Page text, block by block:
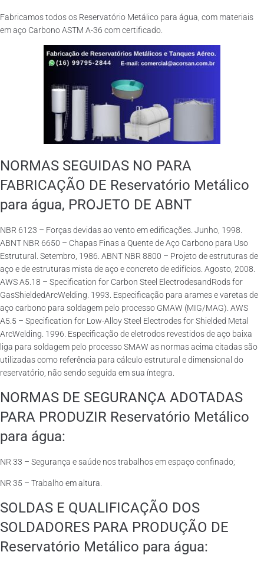
Fabricamos todos os Reservatório Metálico para água, com materiais
em aço Carbono ASTM A-36 com certificado.
NORMAS SEGUIDAS NO PARA
FABRICAÇÃO DE Reservatório Metálico
para água, PROJETO DE ABNT
NBR 6123 – Forças devidas ao vento em edificações. Junho, 1998.
ABNT NBR 6650 – Chapas Finas a Quente de Aço Carbono para Uso
Estrutural. Setembro, 1986. ABNT NBR 8800 – Projeto de estruturas de
aço e de estruturas mista de aço e concreto de edifícios. Agosto, 2008.
AWS A5.18 – Specification for Carbon Steel ElectrodesandRods for
GasShieldedArcWelding. 1993. Especificação para arames e varetas de
aço carbono para soldagem pelo processo GMAW (MIG/MAG). AWS
A5.5 – Specification for Low-Alloy Steel Electrodes for Shielded Metal
ArcWelding. 1996. Especificação de eletrodos revestidos de aço baixa
liga para soldagem pelo processo SMAW as normas acima citadas são
utilizadas como referência para cálculo estrutural e dimensional do
reservatório, não sendo seguida em sua íntegra.
NORMAS DE SEGURANÇA ADOTADAS
PARA PRODUZIR Reservatório Metálico
para água:
NR 33 – Segurança e saúde nos trabalhos em espaço confinado;
NR 35 – Trabalho em altura.
SOLDAS E QUALIFICAÇÃO DOS
SOLDADORES PARA PRODUÇÃO DE
Reservatório Metálico para água: